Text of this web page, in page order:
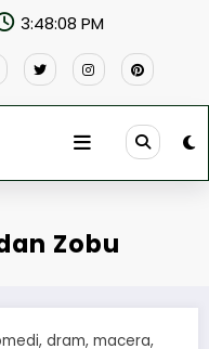
3:48:08 PM
Zobu
dram, macera,